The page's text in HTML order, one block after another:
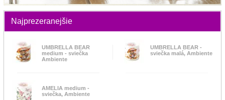
Najprezeranejšie
UMBRELLA BEAR
medium - sviečka
Ambiente
UMBRELLA BEAR -
sviečka malá, Ambiente
AMELIA medium -
sviečka, Ambiente